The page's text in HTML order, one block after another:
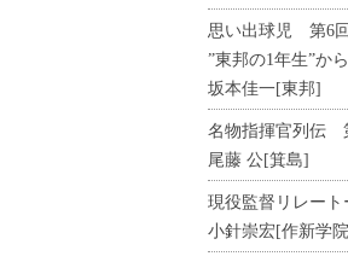
思い出球児 第6回
”東邦の1年生”か
坂本佳一[東邦]
名物指揮官列伝
尾藤 公[箕島]
現役監督リレート
小針崇宏[作新学